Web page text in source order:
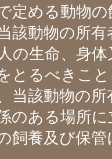
定める動物
該動物の所
の生命、身
とるべきこ
当該動物の
のある場所
飼養及び保